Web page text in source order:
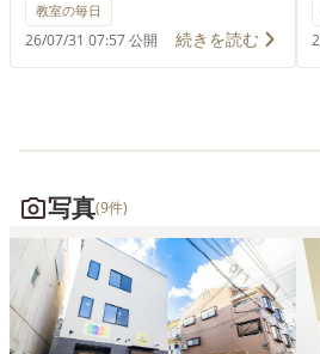
り」の様子をお届けします！
どんな活動？ 子どもたちは、
粉を混ぜ合わせる工程や、ウ
る楽しさを味わいながら、食
への興味や調理の基礎を育む
活動です🍳 当日の様子 一つ
の机をみんなで囲み、ボウル
を順番に回しながら生地作り
スタート！「がんばれ！」
「もう少しかな？」と声を掛
教室の毎日
26/07/31 07:57 公開 続きを読む
写真(9件)